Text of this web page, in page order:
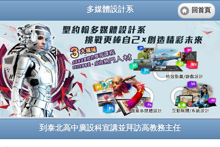
多媒體設計系 回首頁
到泰北高中廣設科宣講並拜訪高教務主任